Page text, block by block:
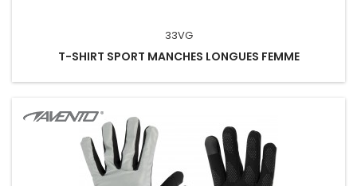
33VG
T-SHIRT SPORT MANCHES LONGUES FEMME